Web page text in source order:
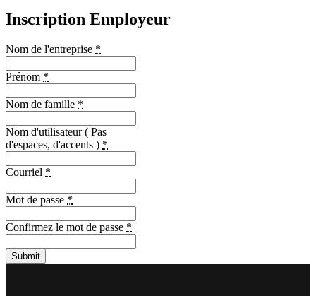
Inscription Employeur
Nom de l'entreprise *
Prénom *
Nom de famille *
Nom d'utilisateur ( Pas
d'espaces, d'accents ) *
Courriel *
Mot de passe *
Confirmez le mot de passe *
Submit